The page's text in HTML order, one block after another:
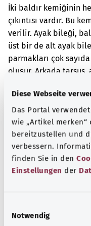
Diese Webseite
Das Portal
wie „Artikel merken“
bereitzustellen und
verbessern.
finden Sie in den
Einstellungen der
Notwendig
İki baldır kemiğinin
çıkıntısı vardır. Bu
verilir. Ayak bileği,
üst bir de alt ayak
parmakları çok
oluşur. Arkada tarsus,
Ek kodlar
Not
Kaynak
Federal Sağlık
gemeinnützige GmbH